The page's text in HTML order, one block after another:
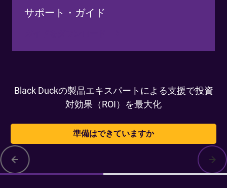
サポート・ガイド
Black Duckの製品エキスパートによる支援で投資
対効果（ROI）を最大化
準備はできていますか